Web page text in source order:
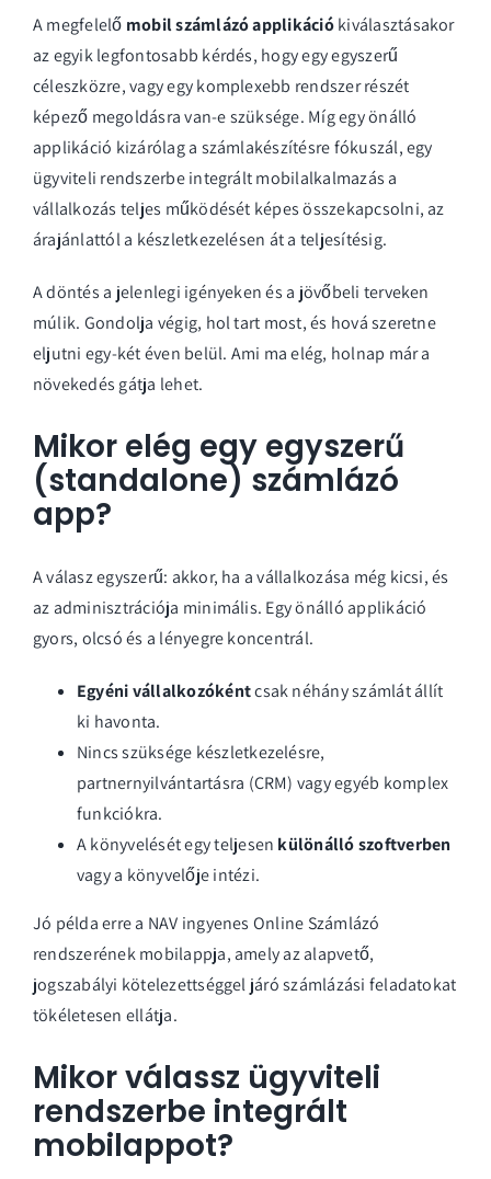
A megfelelő mobil számlázó applikációkiválasztásakor
az egyik legfontosabb kérdés, hogy egy egyszerű
céleszközre, vagy egy komplexebb rendszer részét
képező megoldásra van-e szüksége. Míg egy önálló
applikáció kizárólag a számlakészítésre fókuszál, egy
ügyviteli rendszerbe integrált mobilalkalmazás a
vállalkozás teljes működését képes összekapcsolni, az
árajánlattól a készletkezelésen át a teljesítésig.
A döntés a jelenlegi igényeken és a jövőbeli terveken
múlik. Gondolja végig, hol tart most, és hová szeretne
eljutni egy-két éven belül. Ami ma elég, holnap már a
növekedés gátja lehet.
Mikor elég egy egyszerű
(standalone) számlázó
app?
A válasz egyszerű: akkor, ha a vállalkozása még kicsi, és
az adminisztrációja minimális. Egy önálló applikáció
gyors, olcsó és a lényegre koncentrál.
Egyéni vállalkozókéntcsak néhány számlát állít
ki havonta.
Nincs szüksége készletkezelésre,
partnernyilvántartásra (CRM) vagy egyéb komplex
funkciókra.
A könyvelését egy teljesen különálló szoftverben
vagy a könyvelője intézi.
Jó példa erre a NAV ingyenes Online Számlázó
rendszerének mobilappja, amely az alapvető,
jogszabályi kötelezettséggel járó számlázási feladatokat
tökéletesen ellátja.
Mikor válassz ügyviteli
rendszerbe integrált
mobilappot?